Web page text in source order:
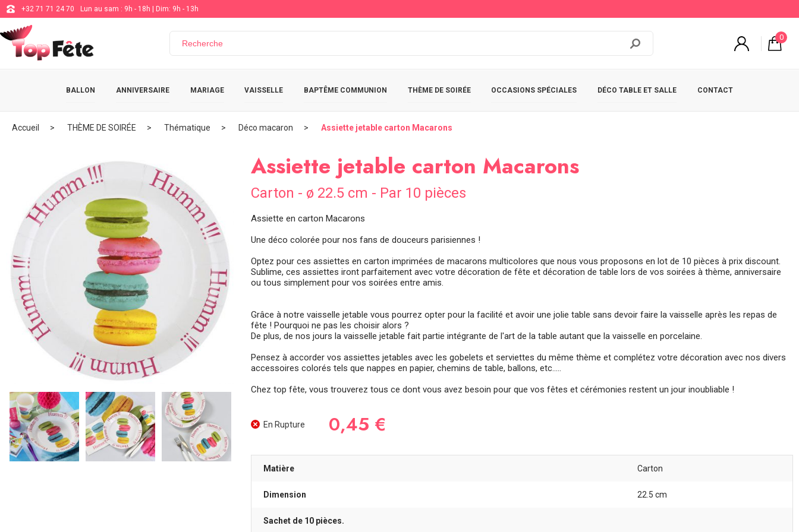
+32 71 71 24 70 Lun au sam : 9h - 18h | Dim: 9h - 13h
0
BALLON ANNIVERSAIRE MARIAGE VAISSELLE BAPTÊME COMMUNION THÈME DE SOIRÉE OCCASIONS SPÉCIALES DÉCO TABLE ET SALLE CONTACT
Accueil THÈME DE SOIRÉE Thématique Déco macaron Assiette jetable carton Macarons
Assiette jetable carton Macarons
Carton - ø 22.5 cm - Par 10 pièces
Assiette en carton Macarons
Une déco colorée pour nos fans de douceurs parisiennes !
Optez pour ces assiettes en carton imprimées de macarons multicolores que nous vous proposons en lot de 10 pièces à prix discount.
Sublime, ces assiettes iront parfaitement avec votre décoration de fête et décoration de table lors de vos soirées à thème, anniversaire
ou tous simplement pour vos soirées entre amis.
Grâce à notre vaisselle jetable vous pourrez opter pour la facilité et avoir une jolie table sans devoir faire la vaisselle après les repas de
fête ! Pourquoi ne pas les choisir alors ?
De plus, de nos jours la vaisselle jetable fait partie intégrante de l'art de la table autant que la vaisselle en porcelaine.
Pensez à accorder vos assiettes jetables avec les gobelets et serviettes du même thème et complétez votre décoration avec nos divers
accessoires colorés tels que nappes en papier, chemins de table, ballons, etc.....
Chez top fête, vous trouverez tous ce dont vous avez besoin pour que vos fêtes et cérémonies restent un jour inoubliable !
En Rupture 0,45 €
Matière Carton
Dimension 22.5 cm
Sachet de 10 pièces.